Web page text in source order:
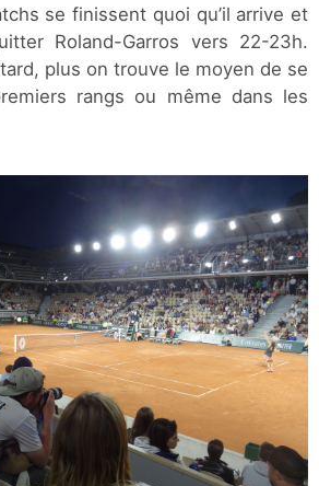
se finissent quoi qu’il arrive et
Roland-Garros vers 22-23h.
plus on trouve le moyen de se
rangs ou même dans les